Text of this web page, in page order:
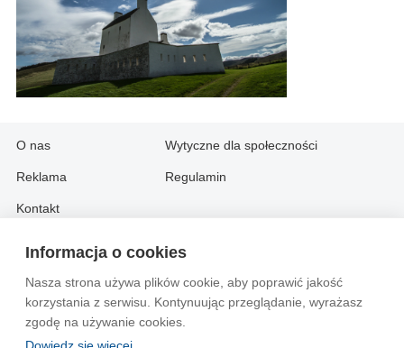
Informacja o cookies
Nasza strona używa plików cookie, aby poprawić jakość
korzystania z serwisu. Kontynuując przeglądanie, wyrażasz
zgodę na używanie cookies.
O nas
Reklama
Kontakt
Wytyczne dla społeczności
Regulamin
Information in English:
About
Advertise
Contact